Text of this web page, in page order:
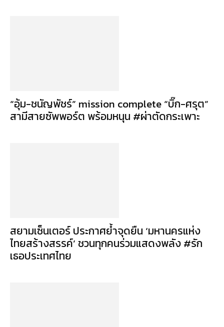
“อุ้ม-ชนัญพัชร์” mission complete “บิ๊ก-ศรุต”
สามีสายซัพพอร์ต พร้อมหนุน #ผ่าตัดกระเพาะ
สยามเซ็นเตอร์ ประกาศย้ำจุดยืน ‘มหานครแห่ง
ไทยสร้างสรรค์’ ชวนทุกคนร่วมแสดงพลัง #รัก
เธอประเทศไทย